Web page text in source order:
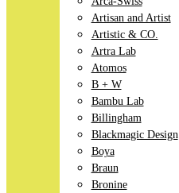
Artisan and Artist
Artistic & CO.
Artra Lab
Atomos
B + W
Bambu Lab
Billingham
Blackmagic Design
Boya
Braun
Bronine